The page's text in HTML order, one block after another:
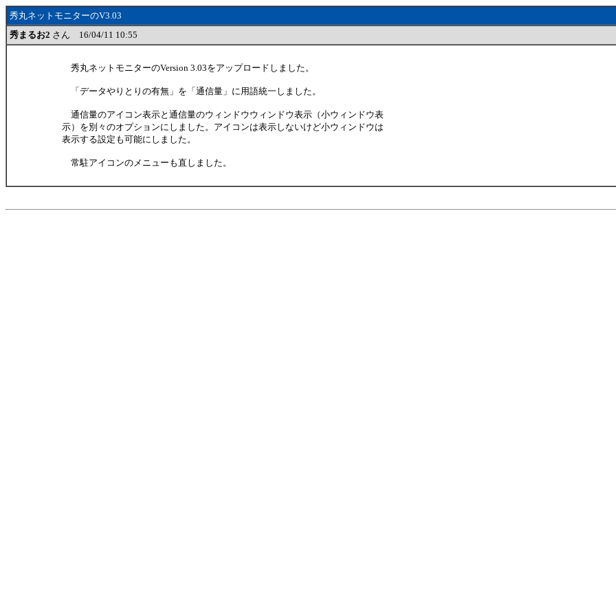
秀丸ネットモニターのV3.03
秀まるお2 さん 16/04/11 10:55
秀丸ネットモニターのVersion 3.03をアップロードしました。
「データやりとりの有無」を「通信量」に用語統一しました。
通信量のアイコン表示と通信量のウィンドウウィンドウ表示（小ウィンドウ表
示）を別々のオプションにしました。アイコンは表示しないけど小ウィンドウは
表示する設定も可能にしました。
常駐アイコンのメニューも直しました。